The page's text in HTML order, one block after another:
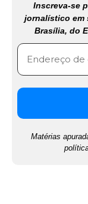
Inscreva-se
jornalístico em
Brasília, do
Matérias